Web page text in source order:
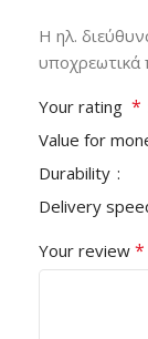
Η ηλ.
υποχρεωτικά
Your rating *
Value for
Durability
Delivery
Your review *